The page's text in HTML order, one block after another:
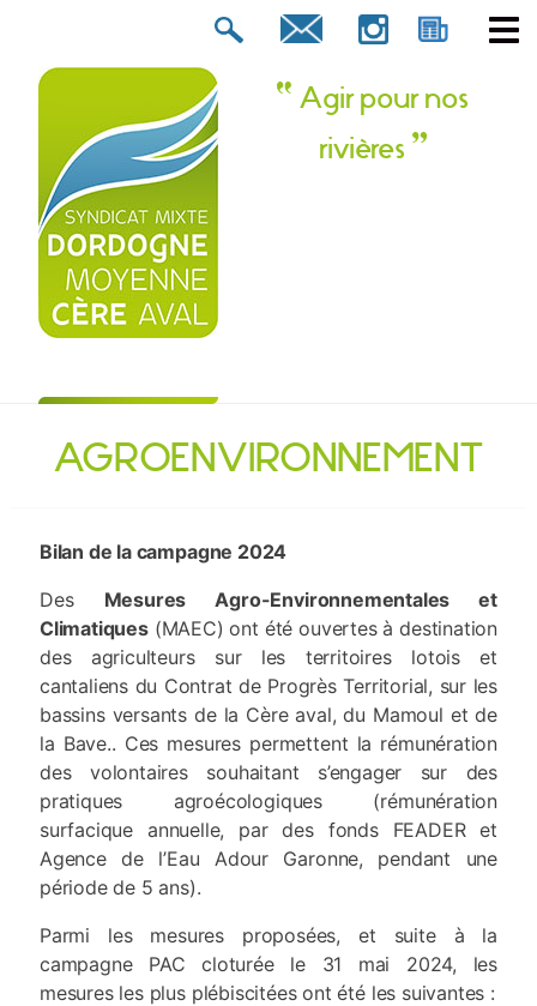
Agir pour nos
rivières
Rechercher :
AGROENVIRONNEMENT
Bilan de la campagne 2024
Des Mesures Agro-Environnementales et
Climatiques(MAEC) ont été ouvertes à destination
des agriculteurs sur les territoires lotois et
cantaliens du Contrat de Progrès Territorial, sur les
bassins versants de la Cère aval, du Mamoul et de
la Bave.. Ces mesures permettent la rémunération
des volontaires souhaitant s’engager sur des
pratiques agroécologiques (rémunération
surfacique annuelle, par des fonds FEADER et
Agence de l’Eau Adour Garonne, pendant une
période de 5 ans).
Parmi les mesures proposées, et suite à la
campagne PAC cloturée le 31 mai 2024, les
mesures les plus plébiscitées ont été les suivantes :